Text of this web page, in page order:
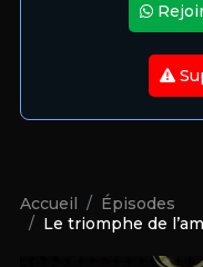
Accueil
Épisodes
Le triomphe de